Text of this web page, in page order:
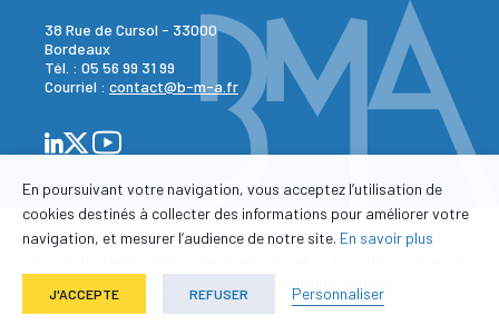
38 Rue de Cursol - 33000
Bordeaux
Tél. : 05 56 99 31 99
Courriel : contact@b-m-a.fr
- -
En poursuivant votre navigation, vous acceptez l’utilisation de
cookies destinés à collecter des informations pour améliorer votre
navigation, et mesurer l’audience de notre site. En savoir plus
J'ACCEPTE REFUSER Personnaliser